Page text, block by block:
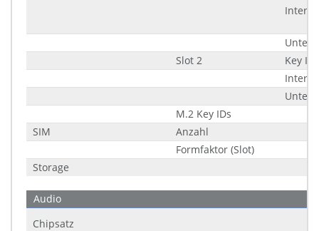
Slot 2
Key ID
M.2 Key IDs
SIM
Anzahl
Formfaktor (Slot)
Storage
Audio
Chipsatz